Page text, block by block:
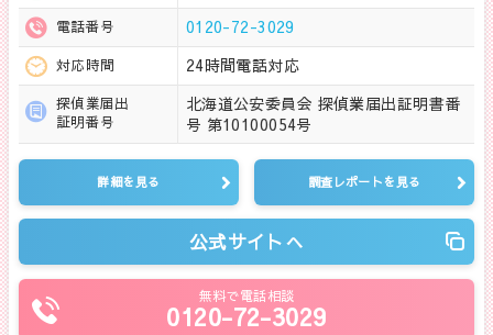
電話番号 0120-72-3029
対応時間 24時間電話対応
探偵業届出
証明番号
北海道公安委員会 探偵業届出証明書番
号 第10100054号
詳細を見る 調査レポートを見る
公式サイトへ
無料で電話相談
0120-72-3029